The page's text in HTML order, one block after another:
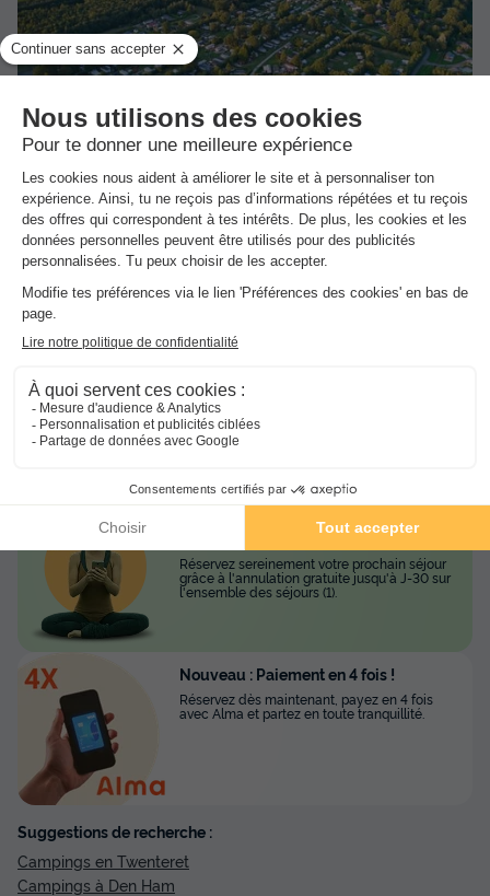
Siblu De Lente van Drenthe
Gasselte ]0, 1[ (47,3 m de Baars) | [1, Inf[ (47,3 km de
Baars)- Voir sur la carte
Point Wifi gratuit Bord de mer
+ 4
MOBILHOME 4 personnes - Elégance 2 chambres terrasse
Meilleur prix pour 7 nuits
308 € 218,68 €
Réservez l'esprit tranquille avec
l'Annulation Gratuite !
Réservez sereinement votre prochain séjour
grâce à l'annulation gratuite jusqu'à J-30 sur
l'ensemble des séjours (1).
Nouveau : Paiement en 4 fois !
Réservez dès maintenant, payez en 4 fois
avec Alma et partez en toute tranquillité.
Suggestions de recherche :
Campings en Twenteret
Campings à Den Ham